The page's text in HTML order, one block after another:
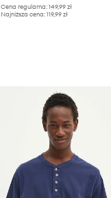
Cena regularna: 149,99 zł
Najniższa cena: 119,99 zł